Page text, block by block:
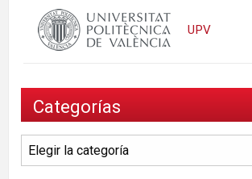
UPV
Categorías
Categorías